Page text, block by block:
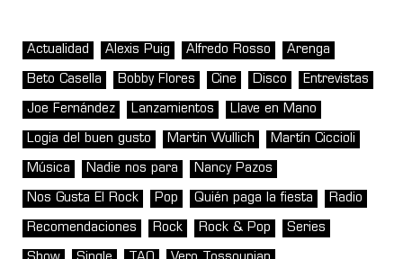
Actualidad Alexis Puig Alfredo Rosso Arenga
Beto Casella Bobby Flores Cine Disco Entrevistas
Joe Fernández Lanzamientos Llave en Mano
Logia del buen gusto Martin Wullich Martín Ciccioli
Música Nadie nos para Nancy Pazos
Nos Gusta El Rock Pop Quién paga la fiesta Radio
Recomendaciones Rock Rock & Pop Series